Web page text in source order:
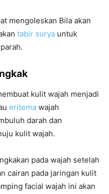
mengoleskan Bila akan
tabir surya untuk
kulit wajah menjadi
eritema wajah
darah dan
kulit wajah.
pada wajah setelah
cairan pada jaringan kulit
facial wajah ini akan